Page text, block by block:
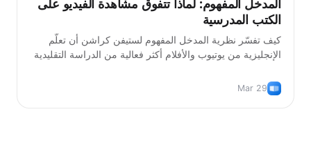
المدخل المفهوم: لماذا تتفوق مشاهدة الفيديو على
الكتب المدرسية
كيف تفسّر نظرية المدخل المفهوم لستيفن كراشن أن تعلّم
الإنجليزية من يوتيوب والأفلام أكثر فعالية من الدراسة التقليدية
Mar 29